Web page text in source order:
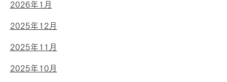
2026年1月
2025年12月
2025年11月
2025年10月